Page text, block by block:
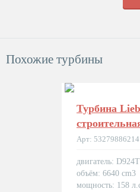
Похожие турбины
Турбина
Арт: 53279886214
двигатель:
объём: 6640 cm3
мощность: 158